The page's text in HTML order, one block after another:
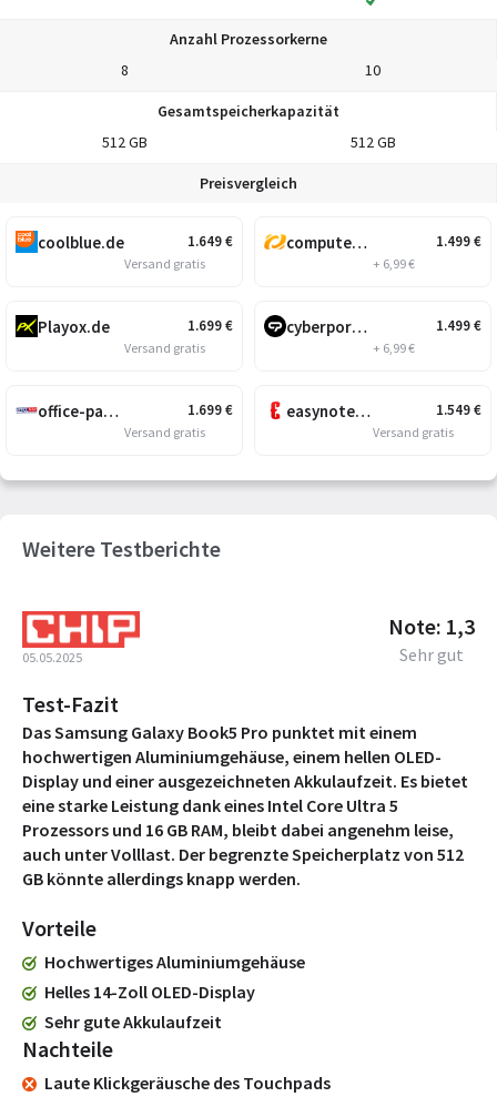
Anzahl Prozessorkerne
8
10
Gesamtspeicherkapazität
512 GB
512 GB
Preisvergleich
1.649€
coolblue.de
Versand gratis
1.699€
Playox.de
Versand gratis
1.699€
office-partner.de
Versand gratis
1.499€
computeruniverse.net
+ 6,99 €
1.499€
cyberport.de
+ 6,99 €
1.549€
easynotebooks.de
Versand gratis
Weitere Testberichte
05.05.2025
Note: 1,3
Sehr gut
Test-Fazit
Das Samsung Galaxy Book5 Pro punktet mit einem
hochwertigen Aluminiumgehäuse, einem hellen OLED-
Display und einer ausgezeichneten Akkulaufzeit. Es bietet
eine starke Leistung dank eines Intel Core Ultra 5
Prozessors und 16 GB RAM, bleibt dabei angenehm leise,
auch unter Volllast. Der begrenzte Speicherplatz von 512
GB könnte allerdings knapp werden.
Vorteile
Hochwertiges Aluminiumgehäuse
Helles 14-Zoll OLED-Display
Sehr gute Akkulaufzeit
Nachteile
Laute Klickgeräusche des Touchpads